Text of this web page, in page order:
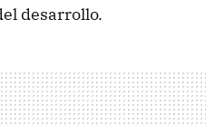
desarrollo.